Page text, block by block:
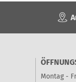
Montag -